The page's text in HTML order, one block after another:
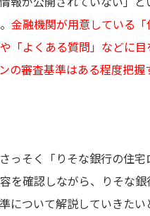
金融機関が用意している「
「よくある質問」などに目
の審査基準はある程度把握
っそく「りそな銀行の住宅
を確認しながら、りそな銀
について解説していきたい